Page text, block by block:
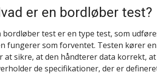
er en bordløber test?
bordløber test er en type test, som
fungerer som forventet. Testen kører
at sikre, at den håndterer data korrekt,
de specifikationer, der er